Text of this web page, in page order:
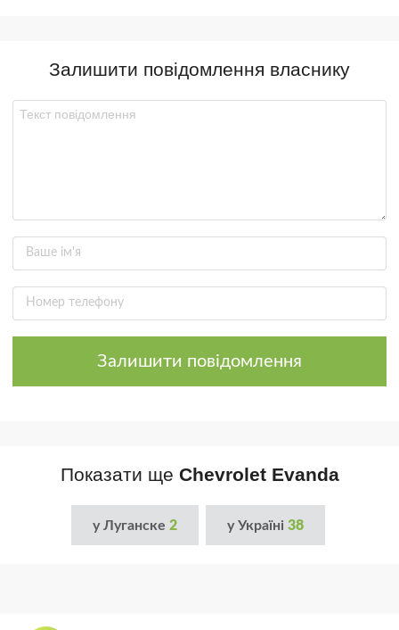
Залишити повідомлення власнику
Залишити повідомлення
Показати ще Chevrolet Evanda
у Луганске 2 у Україні 38